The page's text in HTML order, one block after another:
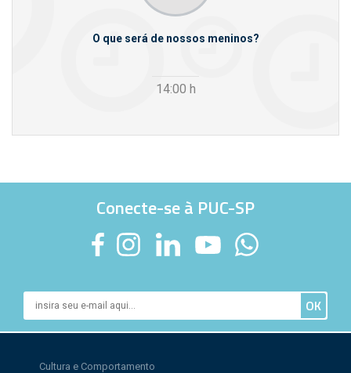
O que será de nossos meninos?
14:00 h
Conecte-se à PUC-SP
Cultura e Comportamento